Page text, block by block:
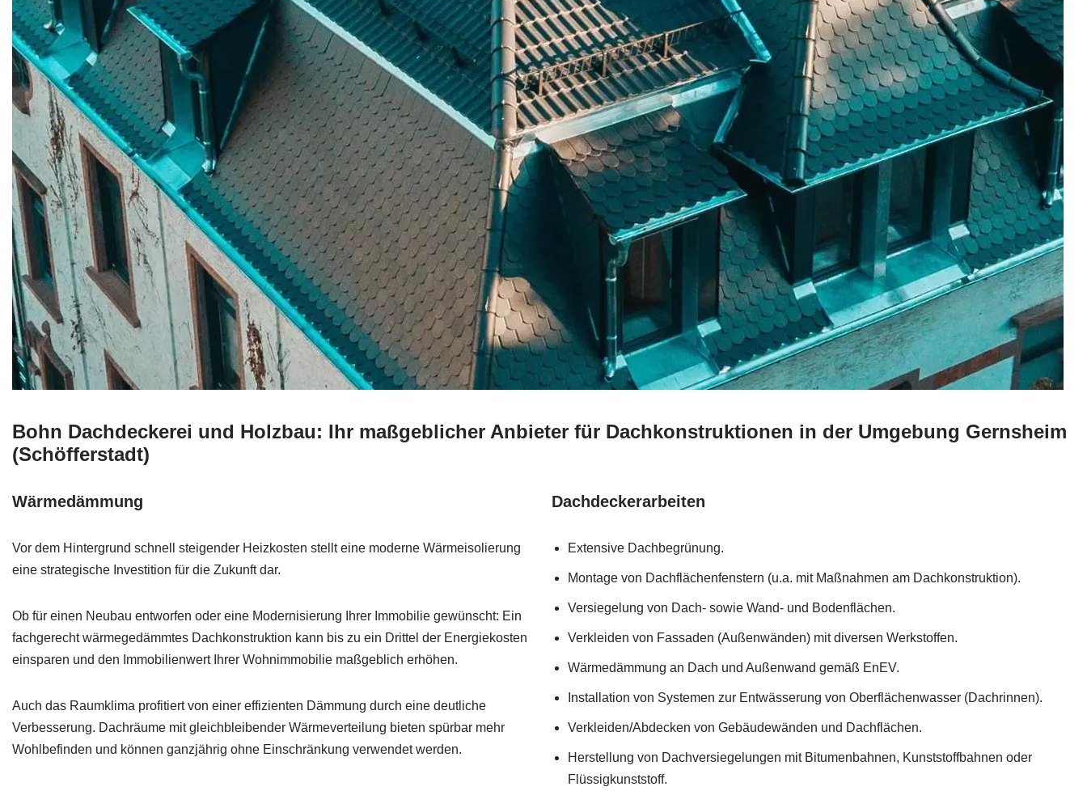
Bohn Dachdeckerei und Holzbau: Ihr maßgeblicher Anbieter für Dachkonstruktionen in der Umgebung Gernsheim
(Schöfferstadt)
Wärmedämmung
Vor dem Hintergrund schnell steigender Heizkosten stellt eine moderne Wärmeisolierung
eine strategische Investition für die Zukunft dar.
Ob für einen Neubau entworfen oder eine Modernisierung Ihrer Immobilie gewünscht: Ein
fachgerecht wärmegedämmtes Dachkonstruktion kann bis zu ein Drittel der Energiekosten
einsparen und den Immobilienwert Ihrer Wohnimmobilie maßgeblich erhöhen.
Auch das Raumklima profitiert von einer effizienten Dämmung durch eine deutliche
Verbesserung. Dachräume mit gleichbleibender Wärmeverteilung bieten spürbar mehr
Wohlbefinden und können ganzjährig ohne Einschränkung verwendet werden.
Dachdeckerarbeiten
Extensive Dachbegrünung.
Montage von Dachflächenfenstern (u.a. mit Maßnahmen am Dachkonstruktion).
Versiegelung von Dach- sowie Wand- und Bodenflächen.
Verkleiden von Fassaden (Außenwänden) mit diversen Werkstoffen.
Wärmedämmung an Dach und Außenwand gemäß EnEV.
Installation von Systemen zur Entwässerung von Oberflächenwasser (Dachrinnen).
Verkleiden/Abdecken von Gebäudewänden und Dachflächen.
Herstellung von Dachversiegelungen mit Bitumenbahnen, Kunststoffbahnen oder
Flüssigkunststoff.